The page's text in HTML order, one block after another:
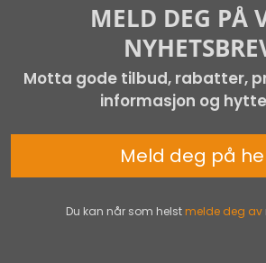
MELD DEG PÅ
Motta gode tilbud, rabatter,
informasjon og
Du kan når som helst melde deg av
Meld deg på